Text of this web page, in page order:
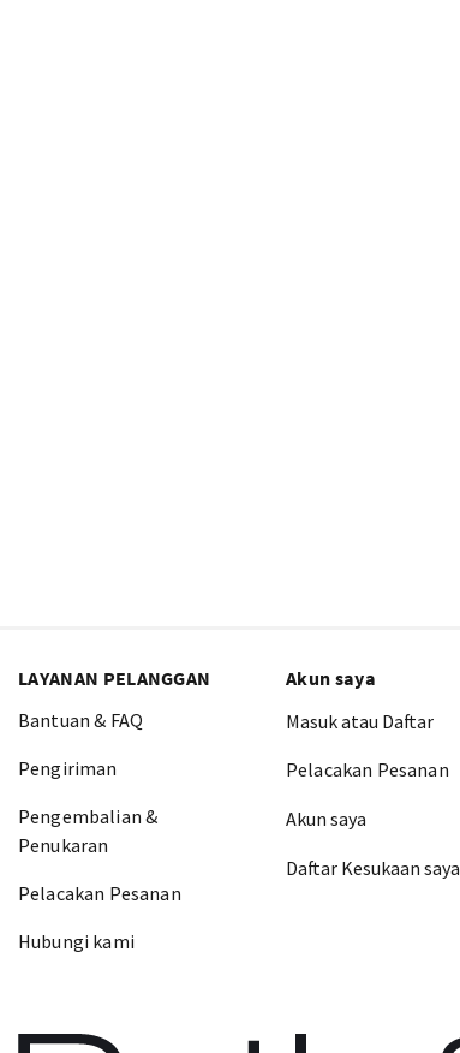
LAYANAN PELANGGAN
Bantuan & FAQ
Pengiriman
Pengembalian &
Penukaran
Pelacakan Pesanan
Hubungi kami
Akun saya
Masuk atau Daftar
Pelacakan Pesanan
Akun saya
Daftar Kesukaan saya